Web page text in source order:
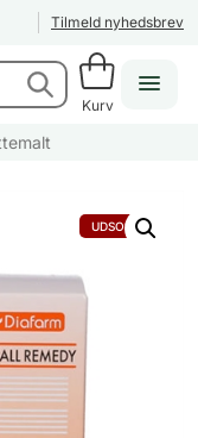
Tilmeld nyhedsbrev
Kurv
UDSOLGT